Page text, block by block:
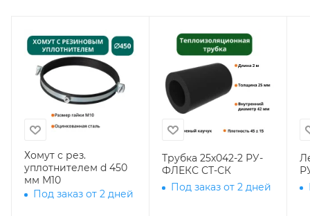
Хомут с рез.
уплотнителем d 450
мм М10
Под заказ от 2 дней
Трубка 25х042-2 РУ-
ФЛЕКС СТ-СК
Под заказ от 2 дней